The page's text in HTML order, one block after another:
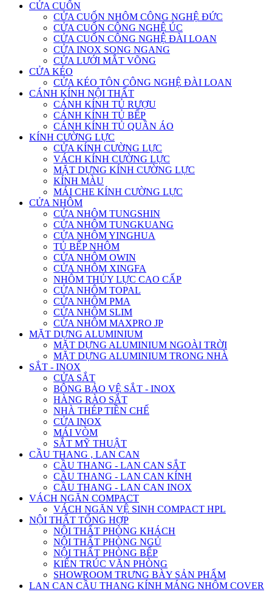
CỬA CUỐN
CỬA CUỐN NHÔM CÔNG NGHỆ ĐỨC
CỬA CUỐN CÔNG NGHỆ ÚC
CỬA CUỐN CÔNG NGHỆ ĐÀI LOAN
CỬA INOX SONG NGANG
CỬA LƯỚI MẮT VÕNG
CỬA KÉO
CỬA KÉO TÔN CÔNG NGHỆ ĐÀI LOAN
CÁNH KÍNH NỘI THẤT
CÁNH KÍNH TỦ RƯỢU
CÁNH KÍNH TỦ BẾP
CÁNH KÍNH TỦ QUẦN ÁO
KÍNH CƯỜNG LỰC
CỬA KÍNH CƯỜNG LỰC
VÁCH KÍNH CƯỜNG LỰC
MẶT DỰNG KÍNH CƯỜNG LỰC
KÍNH MÀU
MÁI CHE KÍNH CƯỜNG LỰC
CỬA NHÔM
CỬA NHÔM TUNGSHIN
CỬA NHÔM TUNGKUANG
CỬA NHÔM YINGHUA
TỦ BẾP NHÔM
CỬA NHÔM OWIN
CỬA NHÔM XINGFA
NHÔM THỦY LỰC CAO CẤP
CỬA NHÔM TOPAL
CỬA NHÔM PMA
CỬA NHÔM SLIM
CỬA NHÔM MAXPRO JP
MẶT DỰNG ALUMINIUM
MẶT DỰNG ALUMINIUM NGOÀI TRỜI
MẶT DỰNG ALUMINIUM TRONG NHÀ
SẮT - INOX
CỬA SẮT
BÔNG BẢO VỆ SẮT - INOX
HÀNG RÀO SẮT
NHÀ THÉP TIỀN CHẾ
CỬA INOX
MÁI VÒM
SẮT MỸ THUẬT
CẦU THANG , LAN CAN
CẦU THANG - LAN CAN SẮT
CẦU THANG - LAN CAN KÍNH
CẦU THANG - LAN CAN INOX
VÁCH NGĂN COMPACT
VÁCH NGĂN VỆ SINH COMPACT HPL
NỘI THẤT TỔNG HỢP
NỘI THẤT PHÒNG KHÁCH
NỘI THẤT PHÒNG NGỦ
NỘI THẤT PHÒNG BẾP
KIẾN TRÚC VĂN PHÒNG
SHOWROOM TRƯNG BÀY SẢN PHẨM
LAN CAN CẦU THANG KÍNH MÁNG NHÔM COVER